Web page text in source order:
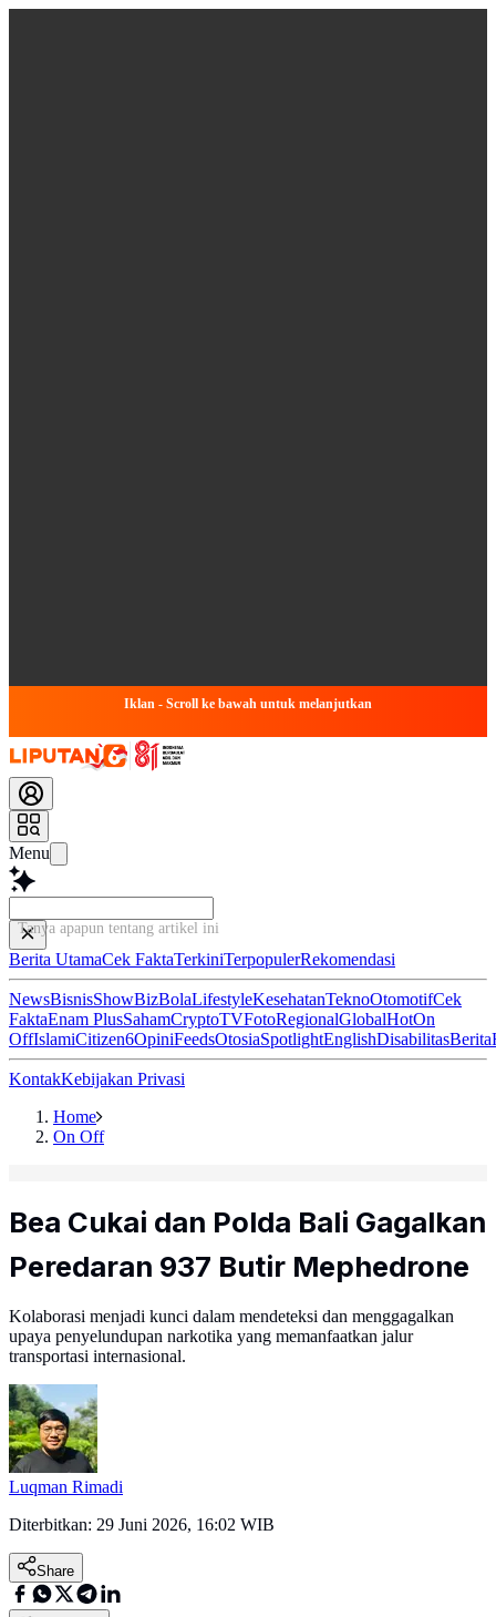
Iklan - Scroll ke bawah untuk melanjutkan
Menu
Tanya apapun tentang artikel ini...
Berita UtamaCek FaktaTerkiniTerpopulerRekomendasi
NewsBisnisShowBizBolaLifestyleKesehatanTeknoOtomotifCek
FaktaEnam PlusSahamCryptoTVFotoRegionalGlobalHotOn
OffIslamiCitizen6OpiniFeedsOtosiaSpotlightEnglishDisabilitasBerita
KontakKebijakan Privasi
Home
On Off
Bea Cukai dan Polda Bali Gagalkan
Peredaran 937 Butir Mephedrone
Kolaborasi menjadi kunci dalam mendeteksi dan menggagalkan
upaya penyelundupan narkotika yang memanfaatkan jalur
transportasi internasional.
Luqman Rimadi
Diterbitkan: 29 Juni 2026, 16:02 WIB
Share